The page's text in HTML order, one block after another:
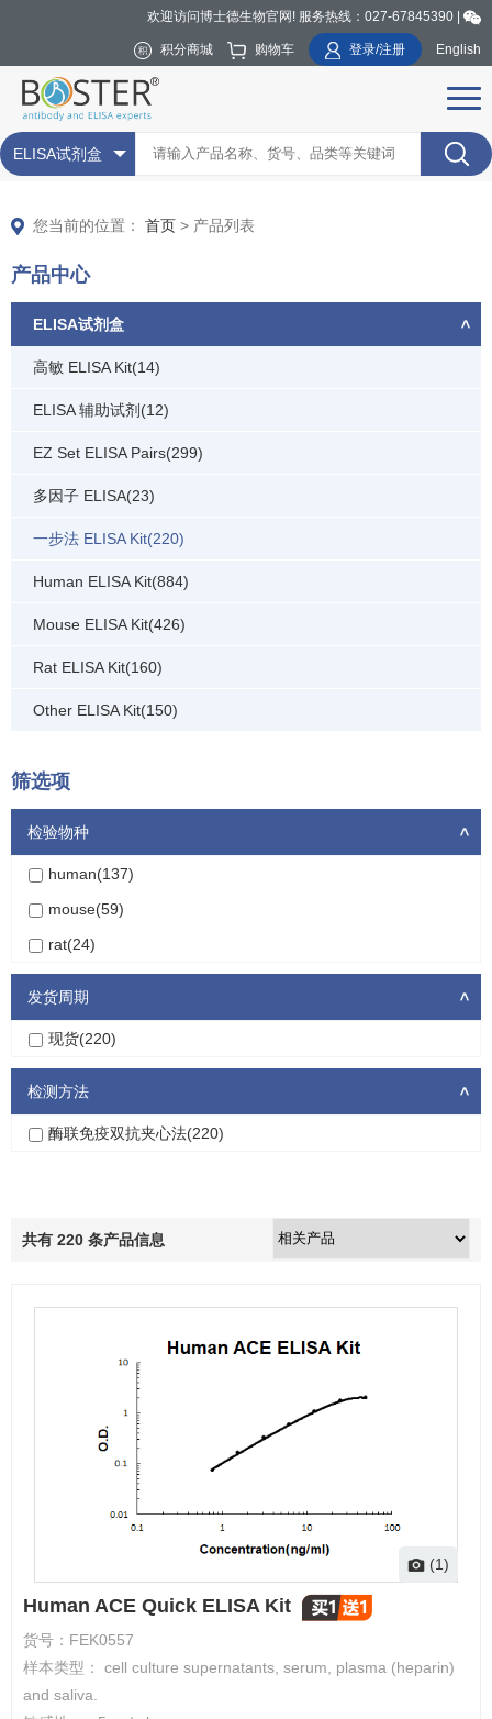
欢迎访问博士德生物官网! 服务热线：027-67845390 |
积分商城 购物车 登录/注册 English
ELISA试剂盒
您当前的位置： 首页 > 产品列表
产品中心
ELISA试剂盒
高敏 ELISA Kit(14)
ELISA 辅助试剂(12)
EZ Set ELISA Pairs(299)
多因子 ELISA(23)
一步法 ELISA Kit(220)
Human ELISA Kit(884)
Mouse ELISA Kit(426)
Rat ELISA Kit(160)
Other ELISA Kit(150)
筛选项
检验物种 >
human(137)
mouse(59)
rat(24)
发货周期 >
现货(220)
检测方法 >
酶联免疫双抗夹心法(220)
共有 220 条产品信息
(1)
Human ACE Quick ELISA Kit
货号： FEK0557
样本类型： cell culture supernatants, serum, plasma (heparin)
and saliva.